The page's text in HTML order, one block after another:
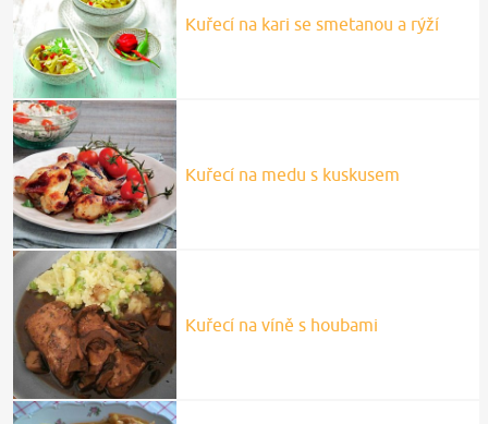
Kuřecí na kari se smetanou a rýží
Kuřecí na medu s kuskusem
Kuřecí na víně s houbami